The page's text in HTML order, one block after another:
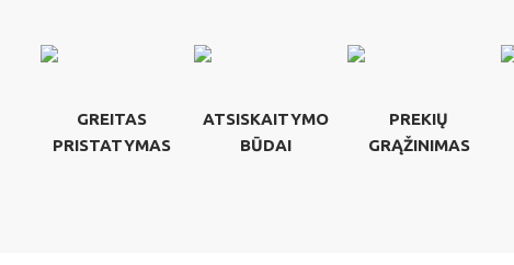
GREITAS
PRISTATYMAS
ATSISKAITYMO
BŪDAI
PREKIŲ
GRĄŽINIMAS